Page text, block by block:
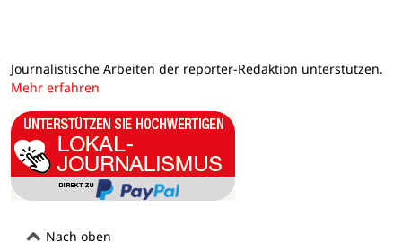
Journalistische Arbeiten der reporter-Redaktion unterstützen.
Mehr erfahren
Nach oben